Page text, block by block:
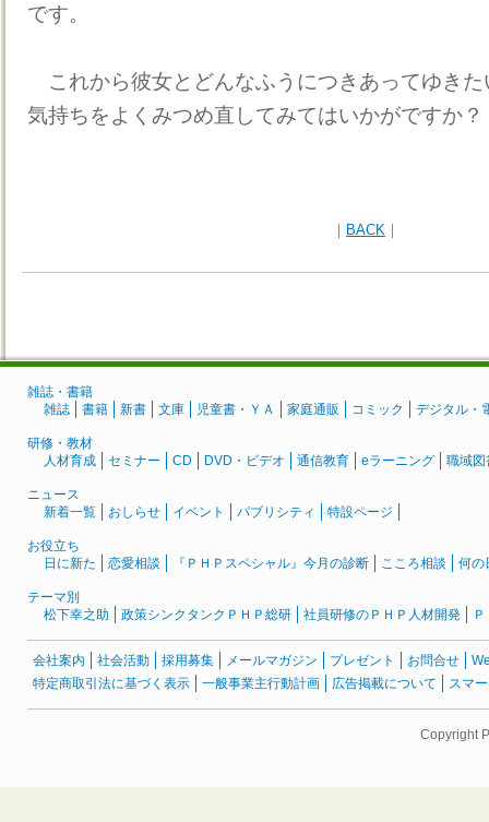
です。
これから彼女とどんなふうにつきあってゆき
気持ちをよくみつめ直してみてはいかがですか？
｜ BACK ｜
雑誌・書籍
雑誌
書籍 新書 文庫 児童書・ＹＡ 家庭通販 コミック デジタル・
研修・教材
人材育成
セミナー CD DVD・ビデオ 通信教育 eラーニング 職域図
ニュース
新着一覧
おしらせ イベント パブリシティ 特設ページ
お役立ち
日に新た
恋愛相談 『ＰＨＰスペシャル』今月の診断 こころ相談 何の
テーマ別
松下幸之助
政策シンクタンクＰＨＰ総研 社員研修のＰＨＰ人材開発
会社案内 社会活動 採用募集 メールマガジン プレゼント お問合せ
特定商取引法に基づく表示
一般事業主行動計画 広告掲載について スマ
Copyright